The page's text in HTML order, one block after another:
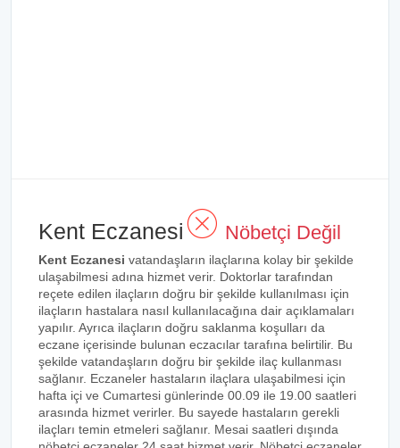
Kent Eczanesi Nöbetçi Değil
Kent Eczanesi vatandaşların ilaçlarına kolay bir şekilde
ulaşabilmesi adına hizmet verir. Doktorlar tarafından
reçete edilen ilaçların doğru bir şekilde kullanılması için
ilaçların hastalara nasıl kullanılacağına dair açıklamaları
yapılır. Ayrıca ilaçların doğru saklanma koşulları da
eczane içerisinde bulunan eczacılar tarafına belirtilir. Bu
şekilde vatandaşların doğru bir şekilde ilaç kullanması
sağlanır. Eczaneler hastaların ilaçlara ulaşabilmesi için
hafta içi ve Cumartesi günlerinde 00.09 ile 19.00 saatleri
arasında hizmet verirler. Bu sayede hastaların gerekli
ilaçları temin etmeleri sağlanır. Mesai saatleri dışında